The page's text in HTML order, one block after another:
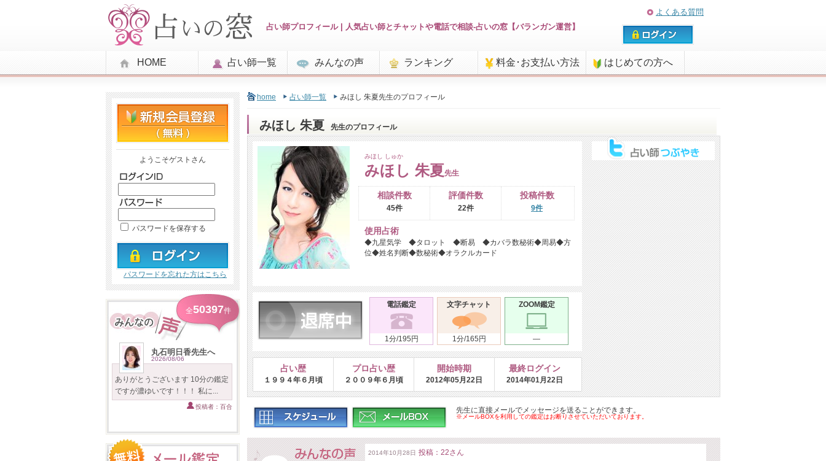
占い師プロフィール | 人気占い師とチャットや電話で相談-占いの窓【バランガン運営】
よくある質問
HOME 占い師一覧 みんなの声 ランキング 料金･お支払い方法 はじめての方へ
ようこそゲストさん
パスワードを保存する
パスワードを忘れた方はこちら
全50397件
丸石明日香先生へ
2026/08/06
ありがとうございます 10分の鑑定
ですが濃ゆいです！！！ 私に...
投稿者：百合
home 占い師一覧 みほし 朱夏先生のプロフィール
みほし 朱夏 先生のプロフィール
みほし しゅか
みほし 朱夏先生
相談件数
45件
評価件数
22件
投稿件数
9件
使用占術
◆九星気学 ◆タロット ◆断易 ◆カバラ数秘術◆周易◆方
位◆姓名判断◆数秘術◆オラクルカード
電話鑑定
1分/195円
文字チャット
1分/165円
ZOOM鑑定
―
占い歴
１９９４年６月頃
プロ占い歴
２００９年６月頃
開始時期
2012年05月22日
最終ログイン
2014年01月22日
先生に直接メールでメッセージを送ることができます。
※メールBOXを利用しての鑑定はお断りさせていただいております。
2014年10月28日 投稿：22さん